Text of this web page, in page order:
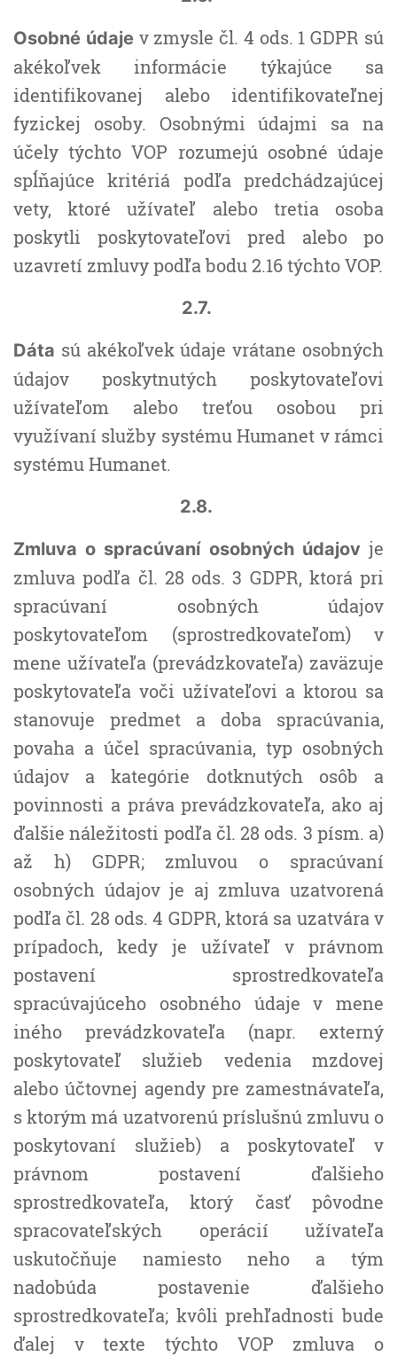
Osobné údaje v zmysle čl. 4 ods. 1 GDPR sú
akékoľvek informácie týkajúce sa
identifikovanej alebo identifikovateľnej
fyzickej osoby. Osobnými údajmi sa na
účely týchto VOP rozumejú osobné údaje
spĺňajúce kritériá podľa predchádzajúcej
vety, ktoré užívateľ alebo tretia osoba
poskytli poskytovateľovi pred alebo po
uzavretí zmluvy podľa bodu 2.16 týchto VOP.
2.7.
Dáta sú akékoľvek údaje vrátane osobných
údajov poskytnutých poskytovateľovi
užívateľom alebo treťou osobou pri
využívaní služby systému Humanet v rámci
systému Humanet.
2.8.
Zmluva o spracúvaní osobných údajovje
zmluva podľa čl. 28 ods. 3 GDPR, ktorá pri
spracúvaní osobných údajov
poskytovateľom (sprostredkovateľom) v
mene užívateľa (prevádzkovateľa) zaväzuje
poskytovateľa voči užívateľovi a ktorou sa
stanovuje predmet a doba spracúvania,
povaha a účel spracúvania, typ osobných
údajov a kategórie dotknutých osôb a
povinnosti a práva prevádzkovateľa, ako aj
ďalšie náležitosti podľa čl. 28 ods. 3 písm. a)
až h) GDPR; zmluvou o spracúvaní
osobných údajov je aj zmluva uzatvorená
podľa čl. 28 ods. 4 GDPR, ktorá sa uzatvára v
prípadoch, kedy je užívateľ v právnom
postavení sprostredkovateľa
spracúvajúceho osobného údaje v mene
iného prevádzkovateľa (napr. externý
poskytovateľ služieb vedenia mzdovej
alebo účtovnej agendy pre zamestnávateľa,
s ktorým má uzatvorenú príslušnú zmluvu o
poskytovaní služieb) a poskytovateľ v
právnom postavení ďalšieho
sprostredkovateľa, ktorý časť pôvodne
spracovateľských operácií užívateľa
uskutočňuje namiesto neho a tým
nadobúda postavenie ďalšieho
sprostredkovateľa; kvôli prehľadnosti bude
ďalej v texte týchto VOP zmluva o